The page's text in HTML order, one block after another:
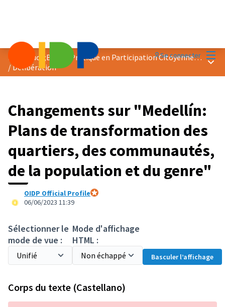
Se connecter
Prix &quot;Bonne Pratique en Participation Citoyenne&quot; 2023
/Délibération
Changements sur "Medellín:
Plans de transformation des
quartiers, des communautés,
de la population et du genre"
OIDP Official Profile
06/06/2023 11:39
Sélectionner le
mode de vue :
Mode d'affichage
HTML :
Basculer l’affichage
Corps du texte (Castellano)